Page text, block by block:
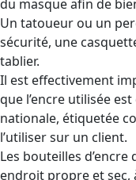
du masque afin de
Un tatoueur ou un
sécurité, une
tablier.
Il est effectivement
que l’encre utilisée
nationale, étiquetée
l’utiliser sur un client.
Les bouteilles
endroit propre et sec,